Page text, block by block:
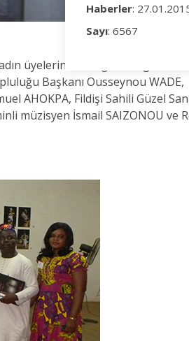
Haberler:
Sayı: 6567
üyelerinin fotoğraf sergisi
Başkanı Ousseynou WADE,
AHOKPA, Fildişi Sahili Güzel
müzisyen İsmail SAIZONOU ve